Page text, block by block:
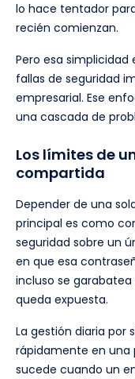
lo hace tentador
recién comienzan.
Pero esa
fallas de seguridad
empresarial. Ese
una cascada de
Los límites de
compartida
Depender de una
principal es como
seguridad sobre un
en que esa
incluso se
queda expuesta.
La gestión diaria por
rápidamente en una
sucede cuando un